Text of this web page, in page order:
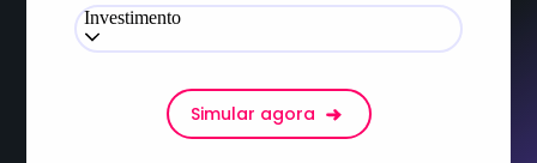
Investimento
Simular agora